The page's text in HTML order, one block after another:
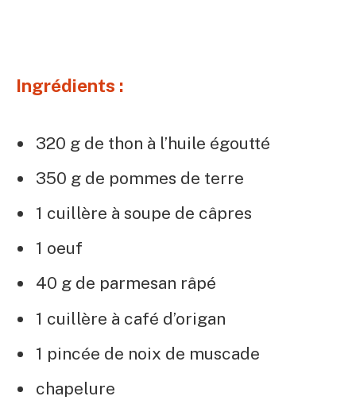
Ingrédients :
320 g de thon à l’huile égoutté
350 g de pommes de terre
1 cuillère à soupe de câpres
1 oeuf
40 g de parmesan râpé
1 cuillère à café d’origan
1 pincée de noix de muscade
chapelure